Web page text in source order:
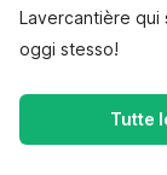
Lavercantière
oggi stesso!
Tutte